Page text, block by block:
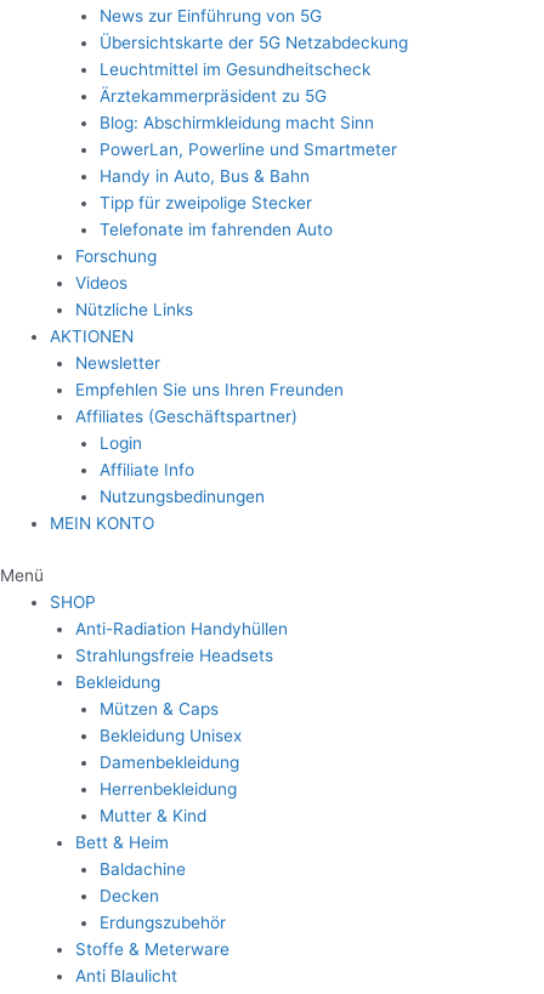
News zur Einführung von 5G
Übersichtskarte der 5G Netzabdeckung
Leuchtmittel im Gesundheitscheck
Ärztekammerpräsident zu 5G
Blog: Abschirmkleidung macht Sinn
PowerLan, Powerline und Smartmeter
Handy in Auto, Bus & Bahn
Tipp für zweipolige Stecker
Telefonate im fahrenden Auto
Forschung
Videos
Nützliche Links
AKTIONEN
Newsletter
Empfehlen Sie uns Ihren Freunden
Affiliates (Geschäftspartner)
Login
Affiliate Info
Nutzungsbedinungen
MEIN KONTO
Menü
SHOP
Anti-Radiation Handyhüllen
Strahlungsfreie Headsets
Bekleidung
Mützen & Caps
Bekleidung Unisex
Damenbekleidung
Herrenbekleidung
Mutter & Kind
Bett & Heim
Baldachine
Decken
Erdungszubehör
Stoffe & Meterware
Anti Blaulicht